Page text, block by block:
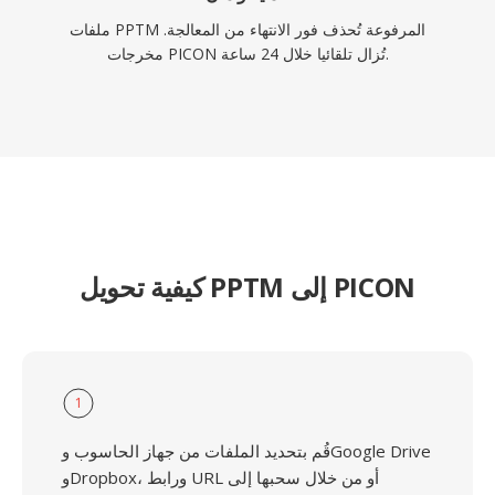
ملفات PPTM المرفوعة تُحذف فور الانتهاء من المعالجة.
مخرجات PICON تُزال تلقائيا خلال 24 ساعة.
كيفية تحويل PPTM إلى PICON
1
قُم بتحديد الملفات من جهاز الحاسوب وGoogle Drive
وDropbox، ورابط URL أو من خلال سحبها إلى